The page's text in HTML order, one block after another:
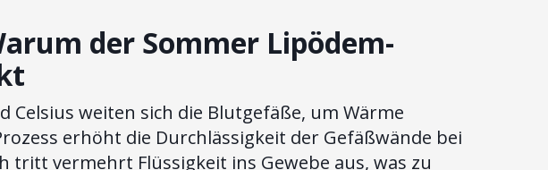
der Sommer Lipödem-
Celsius weiten sich die Blutgefäße, um Wärme
erhöht die Durchlässigkeit der Gefäßwände bei
tritt vermehrt Flüssigkeit ins Gewebe aus, was zu